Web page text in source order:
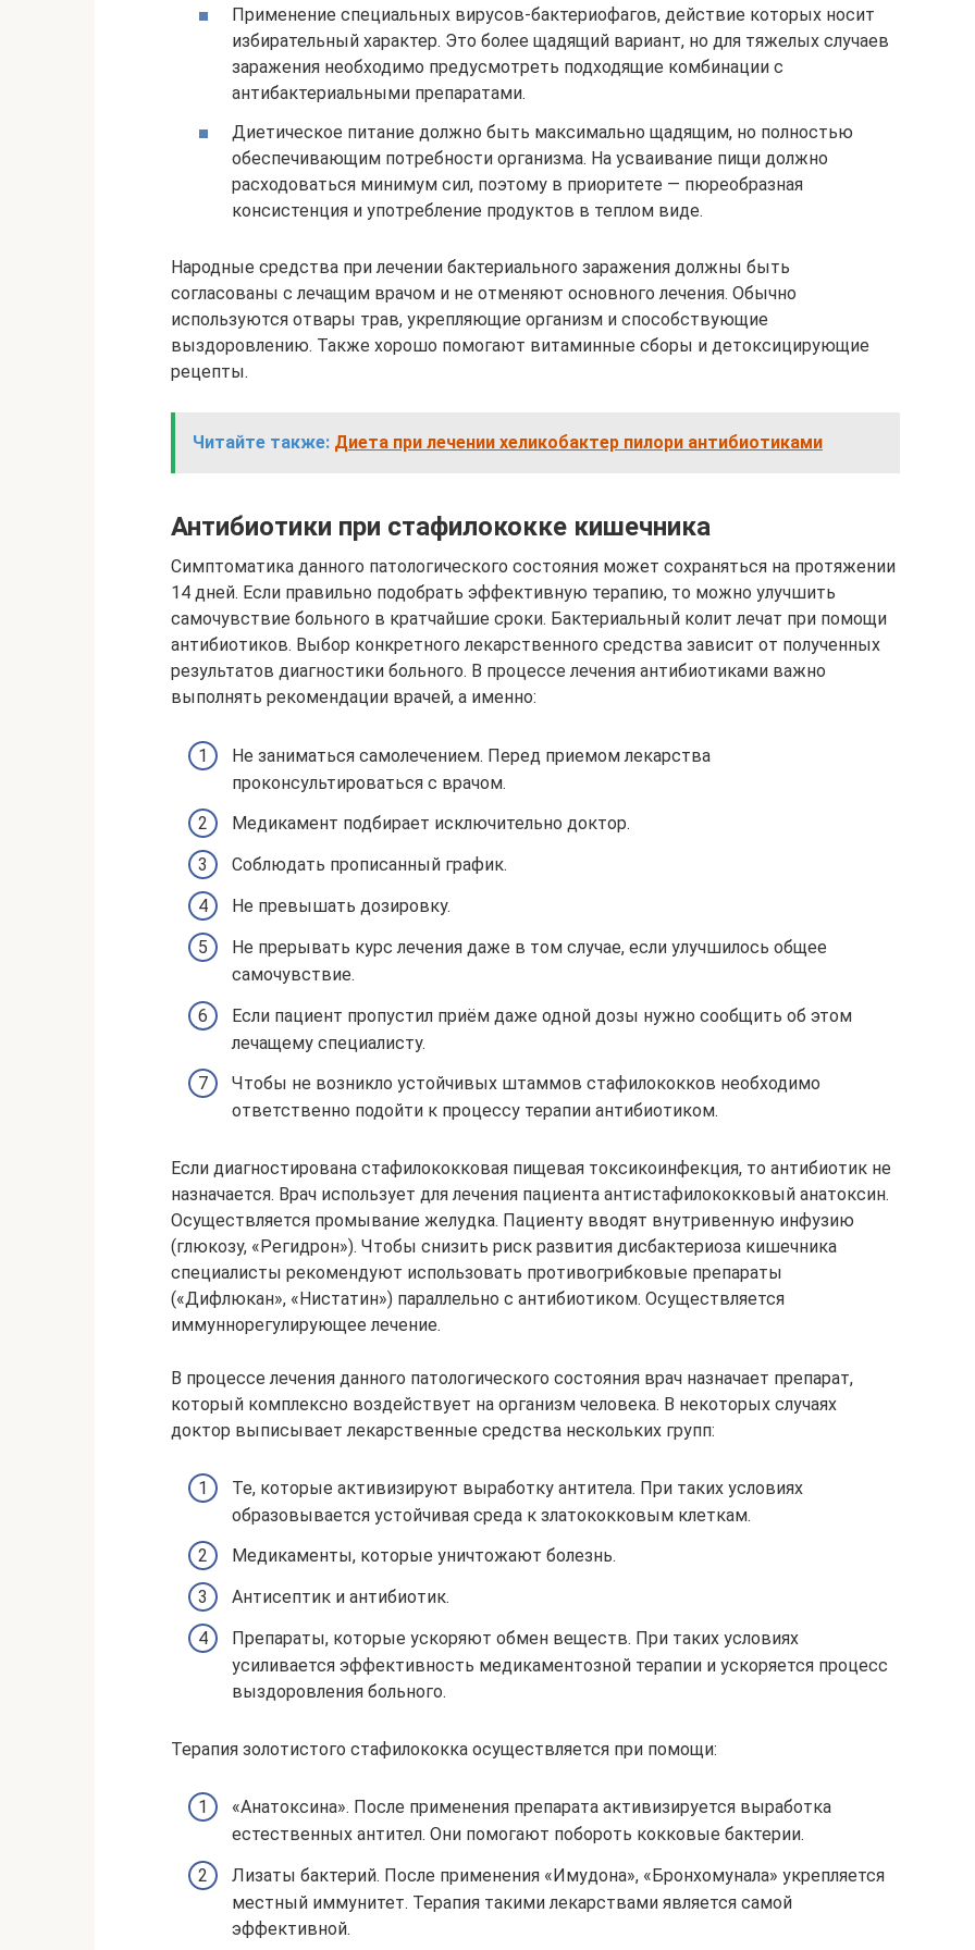
Применение специальных вирусов-бактериофагов, действие которых носит
избирательный характер. Это более щадящий вариант, но для тяжелых случаев
заражения необходимо предусмотреть подходящие комбинации с
антибактериальными препаратами.
Диетическое питание должно быть максимально щадящим, но полностью
обеспечивающим потребности организма. На усваивание пищи должно
расходоваться минимум сил, поэтому в приоритете — пюреобразная
консистенция и употребление продуктов в теплом виде.
Народные средства при лечении бактериального заражения должны быть
согласованы с лечащим врачом и не отменяют основного лечения. Обычно
используются отвары трав, укрепляющие организм и способствующие
выздоровлению. Также хорошо помогают витаминные сборы и детоксицирующие
рецепты.
Читайте также: Диета при лечении хеликобактер пилори антибиотиками
Антибиотики при стафилококке кишечника
Симптоматика данного патологического состояния может сохраняться на протяжении
14 дней. Если правильно подобрать эффективную терапию, то можно улучшить
самочувствие больного в кратчайшие сроки. Бактериальный колит лечат при помощи
антибиотиков. Выбор конкретного лекарственного средства зависит от полученных
результатов диагностики больного. В процессе лечения антибиотиками важно
выполнять рекомендации врачей, а именно:
Не заниматься самолечением. Перед приемом лекарства
проконсультироваться с врачом.
Медикамент подбирает исключительно доктор.
Соблюдать прописанный график.
Не превышать дозировку.
Не прерывать курс лечения даже в том случае, если улучшилось общее
самочувствие.
Если пациент пропустил приём даже одной дозы нужно сообщить об этом
лечащему специалисту.
Чтобы не возникло устойчивых штаммов стафилококков необходимо
ответственно подойти к процессу терапии антибиотиком.
Если диагностирована стафилококковая пищевая токсикоинфекция, то антибиотик не
назначается. Врач использует для лечения пациента антистафилококковый анатоксин.
Осуществляется промывание желудка. Пациенту вводят внутривенную инфузию
(глюкозу, «Регидрон»). Чтобы снизить риск развития дисбактериоза кишечника
специалисты рекомендуют использовать противогрибковые препараты
(«Дифлюкан», «Нистатин») параллельно с антибиотиком. Осуществляется
иммуннорегулирующее лечение.
В процессе лечения данного патологического состояния врач назначает препарат,
который комплексно воздействует на организм человека. В некоторых случаях
доктор выписывает лекарственные средства нескольких групп:
Те, которые активизируют выработку антитела. При таких условиях
образовывается устойчивая среда к златококковым клеткам.
Медикаменты, которые уничтожают болезнь.
Антисептик и антибиотик.
Препараты, которые ускоряют обмен веществ. При таких условиях
усиливается эффективность медикаментозной терапии и ускоряется процесс
выздоровления больного.
Терапия золотистого стафилококка осуществляется при помощи:
«Анатоксина». После применения препарата активизируется выработка
естественных антител. Они помогают побороть кокковые бактерии.
Лизаты бактерий. После применения «Имудона», «Бронхомунала» укрепляется
местный иммунитет. Терапия такими лекарствами является самой
эффективной.